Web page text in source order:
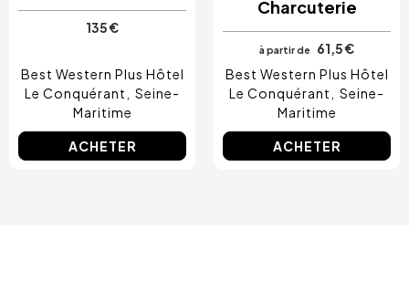
135 €
Best Western Plus Hôtel
Le Conquérant
Seine-
Maritime
ACHETER
Charcuterie
à partir de
61,5 €
Best Western Plus Hôtel
Le Conquérant
Seine-
Maritime
ACHETER